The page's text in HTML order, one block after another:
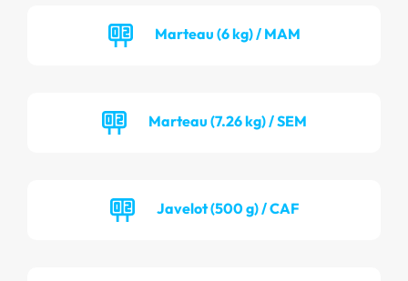
Marteau (6 kg) / MAM
Marteau (7.26 kg) / SEM
Javelot (500 g) / CAF